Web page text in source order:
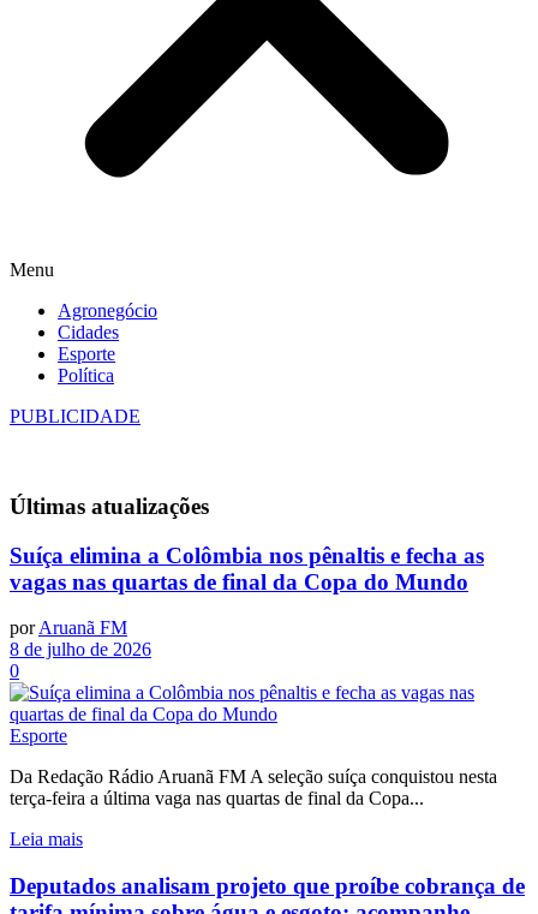
Menu
Agronegócio
Cidades
Esporte
Política
PUBLICIDADE
Últimas atualizações
Suíça elimina a Colômbia nos pênaltis e fecha as
vagas nas quartas de final da Copa do Mundo
porAruanã FM
8 de julho de 2026
0
Esporte
Da Redação Rádio Aruanã FM A seleção suíça conquistou nesta
terça-feira a última vaga nas quartas de final da Copa...
Leia mais
Deputados analisam projeto que proíbe cobrança de